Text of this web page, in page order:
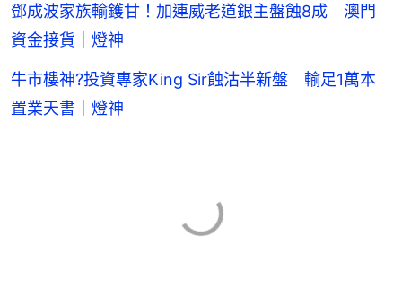
鄧成波家族輸鑊甘！加連威老道銀主盤蝕8成 澳門
資金接貨｜燈神
牛市樓神?投資專家King Sir蝕沽半新盤 輸足1萬本
置業天書｜燈神